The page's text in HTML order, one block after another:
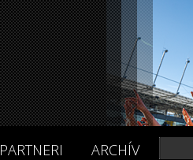
PARTNERI ARCHÍV